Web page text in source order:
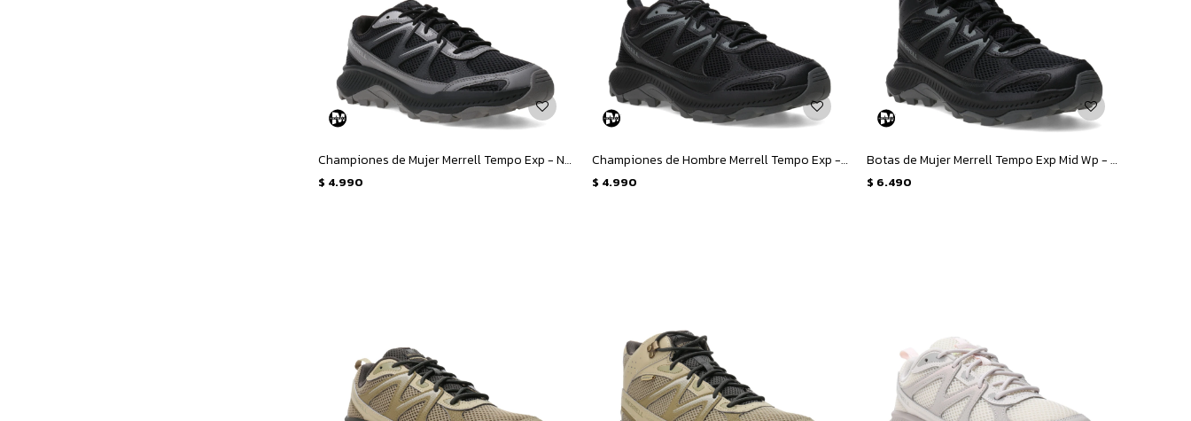
Championes de Mujer Merrell Tempo Exp - Negro
$ 4.990
Championes de Hombre Merrell Tempo Exp - Negro
$ 4.990
Botas de Mujer Merrell Tempo Exp Mid Wp - Negro
$ 6.490